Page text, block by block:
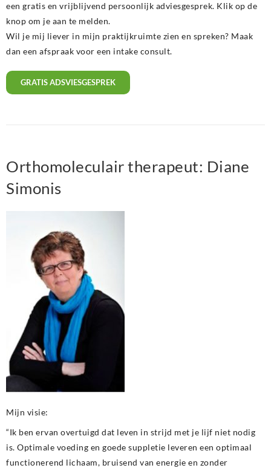
een gratis en vrijblijvend persoonlijk adviesgesprek. Klik op de
knop om je aan te melden.
Wil je mij liever in mijn praktijkruimte zien en spreken? Maak
dan een afspraak voor een intake consult.
GRATIS ADSVIESGESPREK
Orthomoleculair therapeut: Diane
Simonis
Mijn visie:
“Ik ben ervan overtuigd dat leven in strijd met je lijf niet nodig
is. Optimale voeding en goede suppletie leveren een optimaal
functionerend lichaam, bruisend van energie en zonder